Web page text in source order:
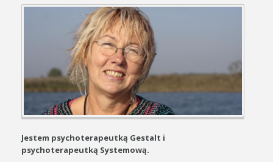
Jestem psychoterapeutką Gestalt i
psychoterapeutką Systemową.